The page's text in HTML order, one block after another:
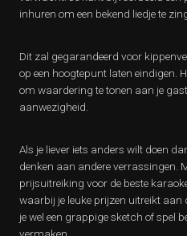
inhuren om een bekend liedje te
Dit zal gegarandeerd voor
op een hoogtepunt laten eindigen.
om waardering te tonen aan je
aanwezigheid.
Als je liever iets anders wilt doen
denken aan andere verrassingen.
prijsuitreiking voor de beste
waarbij je leuke prijzen uitreikt
je wel een grappige sketch of spel